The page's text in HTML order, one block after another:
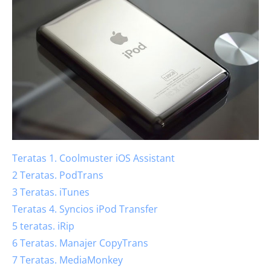
Teratas 1. Coolmuster iOS Assistant
2 Teratas. PodTrans
3 Teratas. iTunes
Teratas 4. Syncios iPod Transfer
5 teratas. iRip
6 Teratas. Manajer CopyTrans
7 Teratas. MediaMonkey